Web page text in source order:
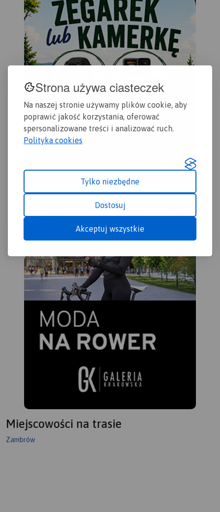
Strona używa ciasteczek
Na naszej stronie używamy plików cookie, aby
poprawić jakość korzystania, oferować
spersonalizowane treści i analizować ruch.
Polityka cookies
Tylko niezbędne
Dostosuj
Akceptuj wszystkie
Miejscowości na trasie
Zambrów